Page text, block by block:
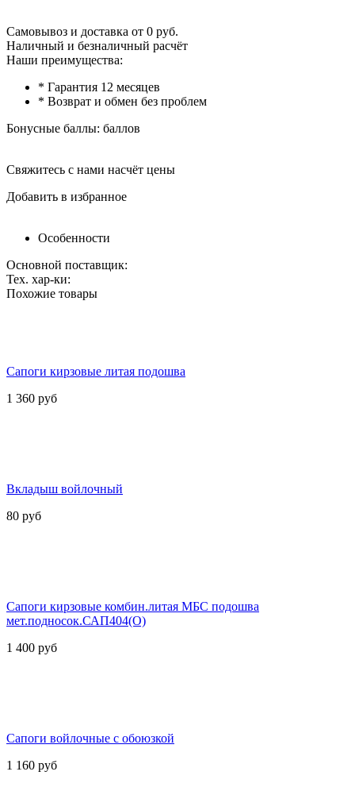
Самовывоз и доставка от 0 руб.
Наличный и безналичный расчёт
Наши преимущества:
* Гарантия 12 месяцев
* Возврат и обмен без проблем
Бонусные баллы: баллов
Свяжитесь с нами насчёт цены
Добавить в избранное
Особенности
Основной поставщик:
Тех. хар-ки:
Похожие товары
Сапоги кирзовые литая подошва
1 360 руб
Вкладыш войлочный
80 руб
Сапоги кирзовые комбин.литая МБС подошва
мет.подносок.САП404(О)
1 400 руб
Сапоги войлочные с обоюзкой
1 160 руб